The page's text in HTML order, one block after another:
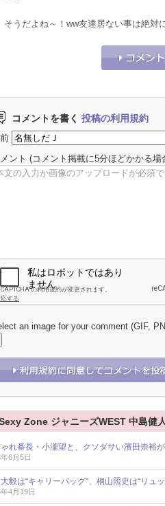
そうだよね～！ww友達居ない事は絶対
コメントを書く 投稿の利用規約
ント (コメント掲載に5分ほどかかる場
an image for your comment (GIF,
Zone ジャニーズWEST 中島健
れ番長・小瀧望と、クソダサい濱田崇裕
6月5日
毅は“キャリーバッグ”、桐山照史は“リュ
4月19日